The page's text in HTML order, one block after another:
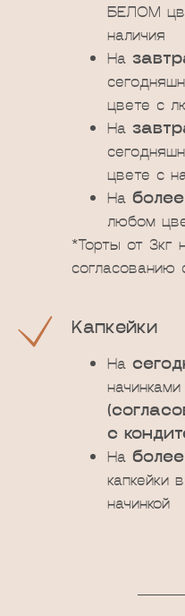
БЕЛОМ
наличия
На
цвете с
На
цвете с
На
любом
*Торты от 3кг
согласованию
Капкейки
На
с
На
капкейки
начинкой